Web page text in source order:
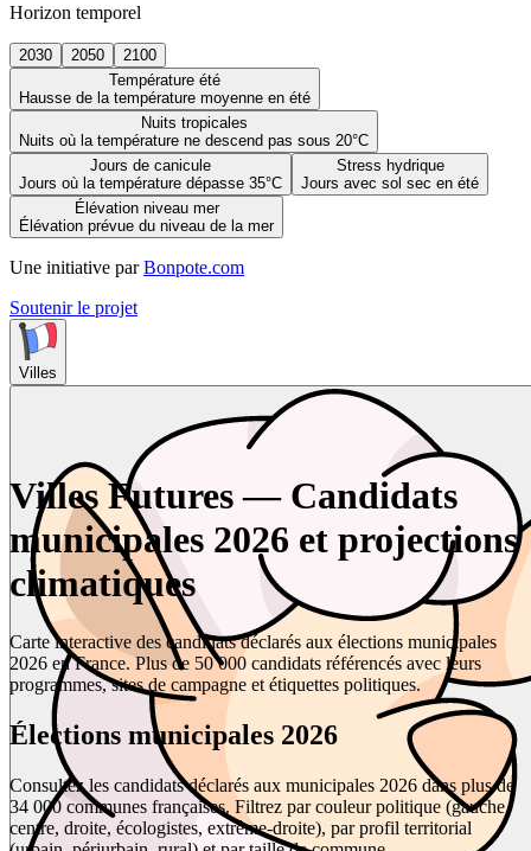
Horizon temporel
2030 2050
2100
Température été
Hausse de la température moyenne en été
Nuits tropicales
Nuits où la température ne descend pas sous 20°C
Jours de canicule
Jours où la température dépasse 35°C
Stress hydrique
Jours avec sol sec en été
Élévation niveau mer
Élévation prévue du niveau de la mer
Une initiative par Bonpote.com
Soutenir le projet
Villes
Villes Futures — Candidats
municipales 2026 et projections
climatiques
Carte interactive des candidats déclarés aux élections municipales
2026 en France. Plus de 50 000 candidats référencés avec leurs
programmes, sites de campagne et étiquettes politiques.
Élections municipales 2026
Consultez les candidats déclarés aux municipales 2026 dans plus de
34 000 communes françaises. Filtrez par couleur politique (gauche,
centre, droite, écologistes, extrême-droite), par profil territorial